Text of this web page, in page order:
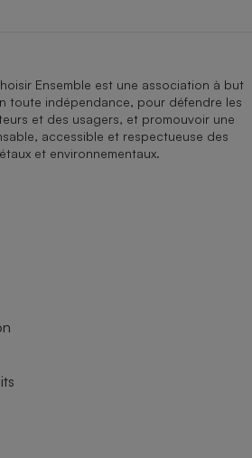
Ensemble est une association à but
toute indépendance, pour défendre les
et des usagers, et promouvoir une
accessible et respectueuse des
et environnementaux.